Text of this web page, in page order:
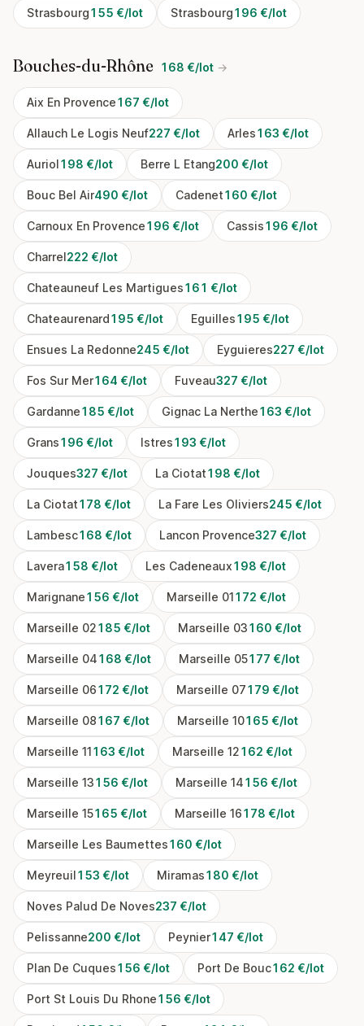
Strasbourg155 €/lot Strasbourg196 €/lot
Bouches-du-Rhône 168 €/lot →
Aix En Provence167 €/lot
Allauch Le Logis Neuf227 €/lot Arles163 €/lot
Auriol198 €/lot Berre L Etang200 €/lot
Bouc Bel Air490 €/lot Cadenet160 €/lot
Carnoux En Provence196 €/lot Cassis196 €/lot
Charrel222 €/lot
Chateauneuf Les Martigues161 €/lot
Chateaurenard195 €/lot Eguilles195 €/lot
Ensues La Redonne245 €/lot Eyguieres227 €/lot
Fos Sur Mer164 €/lot Fuveau327 €/lot
Gardanne185 €/lot Gignac La Nerthe163 €/lot
Grans196 €/lot Istres193 €/lot
Jouques327 €/lot La Ciotat198 €/lot
La Ciotat178 €/lot La Fare Les Oliviers245 €/lot
Lambesc168 €/lot Lancon Provence327 €/lot
Lavera158 €/lot Les Cadeneaux198 €/lot
Marignane156 €/lot Marseille 01172 €/lot
Marseille 02185 €/lot Marseille 03160 €/lot
Marseille 04168 €/lot Marseille 05177 €/lot
Marseille 06172 €/lot Marseille 07179 €/lot
Marseille 08167 €/lot Marseille 10165 €/lot
Marseille 11163 €/lot Marseille 12162 €/lot
Marseille 13156 €/lot Marseille 14156 €/lot
Marseille 15165 €/lot Marseille 16178 €/lot
Marseille Les Baumettes160 €/lot
Meyreuil153 €/lot Miramas180 €/lot
Noves Palud De Noves237 €/lot
Pelissanne200 €/lot Peynier147 €/lot
Plan De Cuques156 €/lot Port De Bouc162 €/lot
Port St Louis Du Rhone156 €/lot